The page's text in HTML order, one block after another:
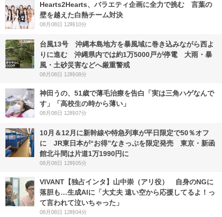
Hearts2Hearts、バラエティ企画に全力で挑む 言葉の
壁を越えた白熱チーム対決
08月08日 12時10分
台風13号 沖縄本島地方を暴風域に巻き込みながら西よ
りに進む 沖縄県内では約1万5000戸が停電 大雨・暴
風・土砂災害などへ厳重警戒
08月08日 12時08分
神田うの、51歳で薄毛治療を告白「実は三角ハゲなんで
す」「高校生の時から薄い」
08月08日 12時07分
10月＆12月に新幹線や特急列車が平日限定で50％オフ
に JR東日本が“お得”なきっぷを限定発売 東京・新函
館北斗間は片道1万1990円に
08月08日 12時05分
VIVANT【独占インタ】山中崇（アリ役） 自身のNGに
落胆も…生成AIに「大丈夫 遠い空から応援してるよ！っ
て言われて泣いちゃった」
08月08日 12時04分